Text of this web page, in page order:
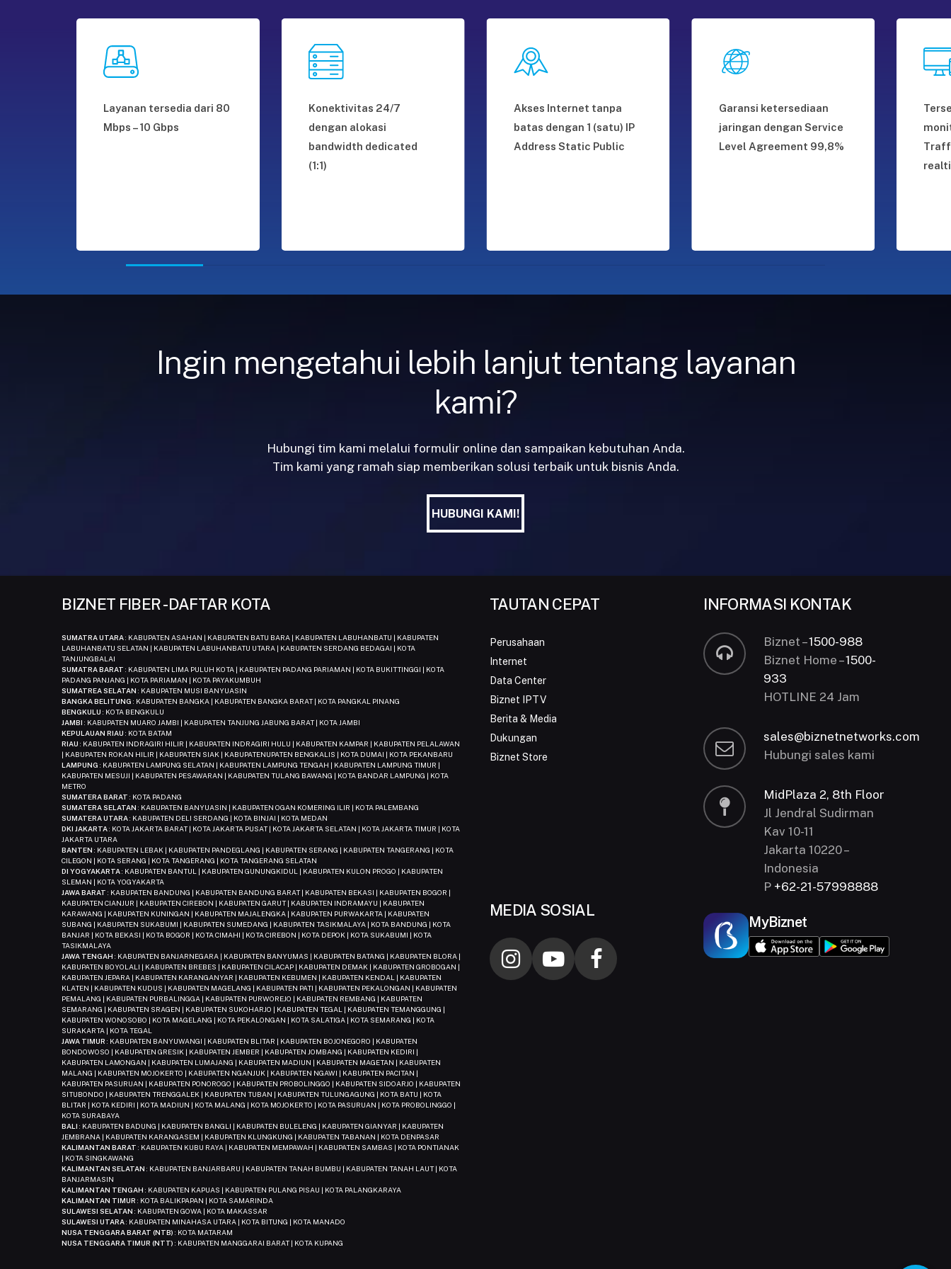
Layanan tersedia dari 80
Mbps – 10 Gbps
Konektivitas 24/7
dengan alokasi
bandwidth dedicated
(1:1)
Akses Internet tanpa
batas dengan 1 (satu) IP
Address Static Public
Garansi ketersediaan
jaringan dengan Service
Level Agreement 99,8%
Ingin mengetahui lebih lanjut tentang layanan
kami?
Hubungi tim kami melalui formulir online dan sampaikan kebutuhan Anda.
Tim kami yang ramah siap memberikan solusi terbaik untuk bisnis Anda.
HUBUNGI KAMI!
HUBUNGI KAMI!
BIZNET FIBER - DAFTAR KOTA
SUMATRA UTARA: KABUPATEN ASAHAN | KABUPATEN BATU BARA | KABUPATEN LABUHANBATU | KABUPATEN
LABUHANBATU SELATAN | KABUPATEN LABUHANBATU UTARA | KABUPATEN SERDANG BEDAGAI | KOTA
TANJUNGBALAI
SUMATRA BARAT : KABUPATEN LIMA PULUH KOTA | KABUPATEN PADANG PARIAMAN | KOTA BUKITTINGGI | KOTA
PADANG PANJANG | KOTA PARIAMAN | KOTA PAYAKUMBUH
SUMATREA SELATAN : KABUPATEN MUSI BANYUASIN
BANGKA BELITUNG : KABUPATEN BANGKA | KABUPATEN BANGKA BARAT | KOTA PANGKAL PINANG
BENGKULU : KOTA BENGKULU
JAMBI : KABUPATEN MUARO JAMBI | KABUPATEN TANJUNG JABUNG BARAT | KOTA JAMBI
KEPULAUAN RIAU : KOTA BATAM
RIAU : KABUPATEN INDRAGIRI HILIR | KABUPATEN INDRAGIRI HULU | KABUPATEN KAMPAR | KABUPATEN PELALAWAN
| KABUPATEN ROKAN HILIR | KABUPATEN SIAK | KABUPATENUPATEN BENGKALIS | KOTA DUMAI | KOTA PEKANBARU
LAMPUNG : KABUPATEN LAMPUNG SELATAN | KABUPATEN LAMPUNG TENGAH | KABUPATEN LAMPUNG TIMUR |
KABUPATEN MESUJI | KABUPATEN PESAWARAN | KABUPATEN TULANG BAWANG | KOTA BANDAR LAMPUNG | KOTA
METRO
SUMATERA BARAT : KOTA PADANG
SUMATERA SELATAN : KABUPATEN BANYUASIN | KABUPATEN OGAN KOMERING ILIR | KOTA PALEMBANG
SUMATERA UTARA: KABUPATEN DELI SERDANG | KOTA BINJAI | KOTA MEDAN
DKI JAKARTA: KOTA JAKARTA BARAT | KOTA JAKARTA PUSAT | KOTA JAKARTA SELATAN | KOTA JAKARTA TIMUR | KOTA
JAKARTA UTARA
BANTEN : KABUPATEN LEBAK | KABUPATEN PANDEGLANG | KABUPATEN SERANG | KABUPATEN TANGERANG | KOTA
CILEGON | KOTA SERANG | KOTA TANGERANG | KOTA TANGERANG SELATAN
DI YOGYAKARTA: KABUPATEN BANTUL | KABUPATEN GUNUNGKIDUL | KABUPATEN KULON PROGO | KABUPATEN
SLEMAN | KOTA YOGYAKARTA
JAWA BARAT : KABUPATEN BANDUNG | KABUPATEN BANDUNG BARAT | KABUPATEN BEKASI | KABUPATEN BOGOR |
KABUPATEN CIANJUR | KABUPATEN CIREBON | KABUPATEN GARUT | KABUPATEN INDRAMAYU | KABUPATEN
KARAWANG | KABUPATEN KUNINGAN | KABUPATEN MAJALENGKA | KABUPATEN PURWAKARTA | KABUPATEN
SUBANG | KABUPATEN SUKABUMI | KABUPATEN SUMEDANG | KABUPATEN TASIKMALAYA | KOTA BANDUNG | KOTA
BANJAR | KOTA BEKASI | KOTA BOGOR | KOTA CIMAHI | KOTA CIREBON | KOTA DEPOK | KOTA SUKABUMI | KOTA
TASIKMALAYA
JAWA TENGAH : KABUPATEN BANJARNEGARA | KABUPATEN BANYUMAS | KABUPATEN BATANG | KABUPATEN BLORA |
KABUPATEN BOYOLALI | KABUPATEN BREBES | KABUPATEN CILACAP | KABUPATEN DEMAK | KABUPATEN GROBOGAN |
KABUPATEN JEPARA | KABUPATEN KARANGANYAR | KABUPATEN KEBUMEN | KABUPATEN KENDAL | KABUPATEN
KLATEN | KABUPATEN KUDUS | KABUPATEN MAGELANG | KABUPATEN PATI | KABUPATEN PEKALONGAN | KABUPATEN
PEMALANG | KABUPATEN PURBALINGGA | KABUPATEN PURWOREJO | KABUPATEN REMBANG | KABUPATEN
SEMARANG | KABUPATEN SRAGEN | KABUPATEN SUKOHARJO | KABUPATEN TEGAL | KABUPATEN TEMANGGUNG |
KABUPATEN WONOSOBO | KOTA MAGELANG | KOTA PEKALONGAN | KOTA SALATIGA | KOTA SEMARANG | KOTA
SURAKARTA | KOTA TEGAL
JAWA TIMUR : KABUPATEN BANYUWANGI | KABUPATEN BLITAR | KABUPATEN BOJONEGORO | KABUPATEN
BONDOWOSO | KABUPATEN GRESIK | KABUPATEN JEMBER | KABUPATEN JOMBANG | KABUPATEN KEDIRI |
KABUPATEN LAMONGAN | KABUPATEN LUMAJANG | KABUPATEN MADIUN | KABUPATEN MAGETAN | KABUPATEN
MALANG | KABUPATEN MOJOKERTO | KABUPATEN NGANJUK | KABUPATEN NGAWI | KABUPATEN PACITAN |
KABUPATEN PASURUAN | KABUPATEN PONOROGO | KABUPATEN PROBOLINGGO | KABUPATEN SIDOARJO | KABUPATEN
SITUBONDO | KABUPATEN TRENGGALEK | KABUPATEN TUBAN | KABUPATEN TULUNGAGUNG | KOTA BATU | KOTA
BLITAR | KOTA KEDIRI | KOTA MADIUN | KOTA MALANG | KOTA MOJOKERTO | KOTA PASURUAN | KOTA PROBOLINGGO |
KOTA SURABAYA
BALI : KABUPATEN BADUNG | KABUPATEN BANGLI | KABUPATEN BULELENG | KABUPATEN GIANYAR | KABUPATEN
JEMBRANA | KABUPATEN KARANGASEM | KABUPATEN KLUNGKUNG | KABUPATEN TABANAN | KOTA DENPASAR
KALIMANTAN BARAT : KABUPATEN KUBU RAYA | KABUPATEN MEMPAWAH | KABUPATEN SAMBAS | KOTA PONTIANAK
| KOTA SINGKAWANG
KALIMANTAN SELATAN : KABUPATEN BANJARBARU | KABUPATEN TANAH BUMBU | KABUPATEN TANAH LAUT | KOTA
BANJARMASIN
KALIMANTAN TENGAH : KABUPATEN KAPUAS | KABUPATEN PULANG PISAU | KOTA PALANGKARAYA
KALIMANTAN TIMUR : KOTA BALIKPAPAN | KOTA SAMARINDA
SULAWESI SELATAN : KABUPATEN GOWA | KOTA MAKASSAR
SULAWESI UTARA: KABUPATEN MINAHASA UTARA | KOTA BITUNG | KOTA MANADO
NUSA TENGGARA BARAT (NTB) : KOTA MATARAM
NUSA TENGGARA TIMUR (NTT) : KABUPATEN MANGGARAI BARAT | KOTA KUPANG
TAUTAN CEPAT
Perusahaan
Internet
Data Center
Biznet IPTV
Berita & Media
Dukungan
Biznet Store
MEDIA SOSIAL
INFORMASI KONTAK
Biznet –1500-988
Biznet Home –1500-
933
HOTLINE 24 Jam
sales@biznetnetworks.com
Hubungi sales kami
MidPlaza 2, 8th Floor
Jl Jendral Sudirman
Kav 10-11
Jakarta 10220 –
Indonesia
P +62-21-57998888
MyBiznet